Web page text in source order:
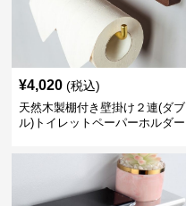
¥4,020 (税込)
天然木製棚付き壁掛け２連(ダブ
ル)トイレットペーパーホルダー